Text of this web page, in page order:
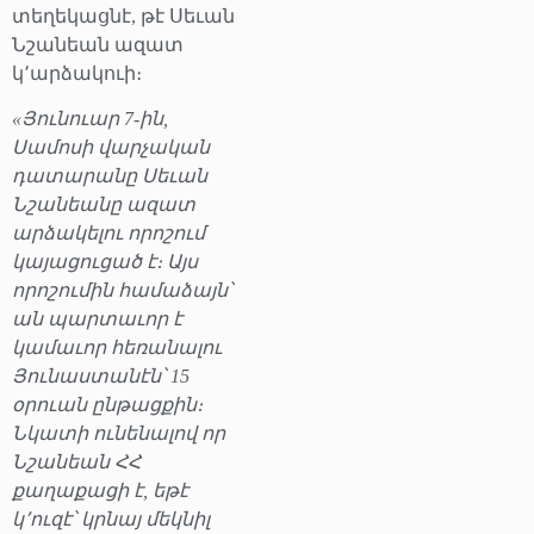
տեղեկացնէ, թէ Սեւան
Նշանեան ազատ
կ՚արձակուի։
«Յունուար 7-ին,
Սամոսի վարչական
դատարանը Սեւան
Նշանեանը ազատ
արձակելու որոշում
կայացուցած է։ Այս
որոշումին համաձայն՝
ան պարտաւոր է
կամաւոր հեռանալու
Յունաստանէն՝ 15
օրուան ընթացքին։
Նկատի ունենալով որ
Նշանեան ՀՀ
քաղաքացի է, եթէ
կ՚ուզէ՝ կրնայ մեկնիլ